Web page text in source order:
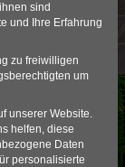
sind
und Ihre Erfahrung
zu freiwilligen
um
unserer Website.
helfen, diese
Daten
personalisierte